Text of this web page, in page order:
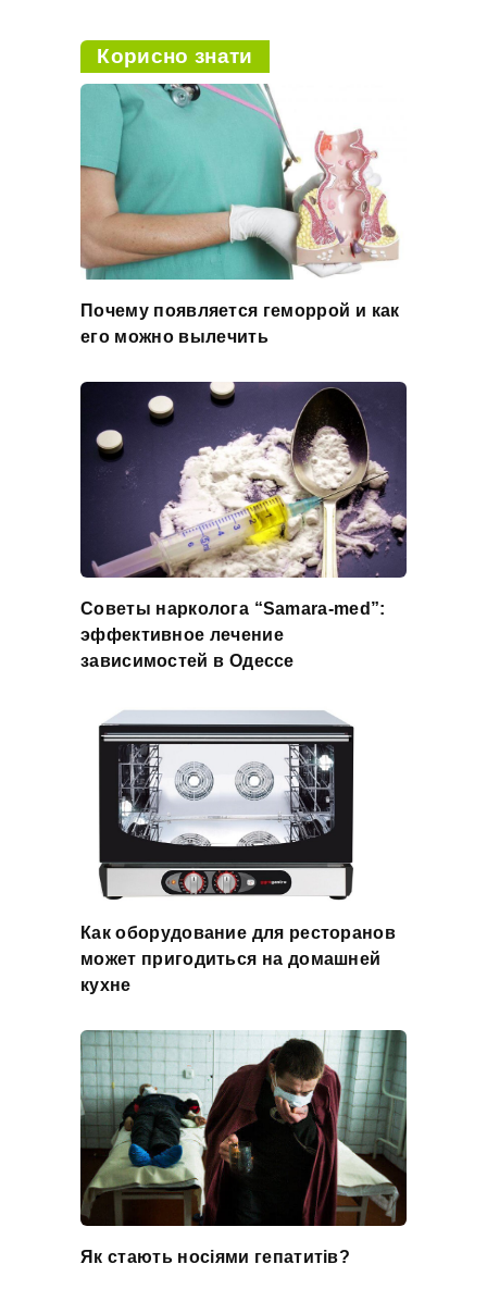
Корисно знати
Почему появляется геморрой и как
его можно вылечить
Советы нарколога “Samara-med”:
эффективное лечение
зависимостей в Одессе
Как оборудование для ресторанов
может пригодиться на домашней
кухне
Як стають носіями гепатитів?